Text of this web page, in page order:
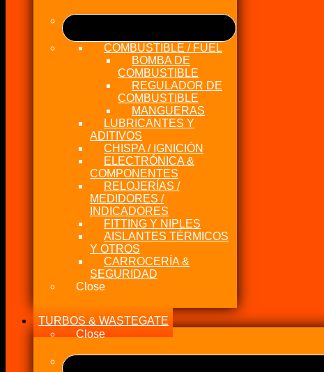
COMBUSTIBLE / FUEL
BOMBA DE
COMBUSTIBLE
REGULADOR DE
COMBUSTIBLE
MANGUERAS
LUBRICANTES Y
ADITIVOS
CHISPA / IGNICIÓN
ELECTRÓNICA &
COMPONENTES
RELOJERÍAS /
MEDIDORES /
INDICADORES
FITTING Y NIPLES
AISLANTES TÉRMICOS
Y OTROS
CARROCERÍA &
SEGURIDAD
Close
TURBOS & WASTEGATE
Close